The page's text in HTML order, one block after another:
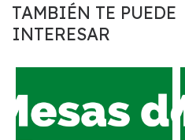
TAMBIÉN TE PUEDE
INTERESAR